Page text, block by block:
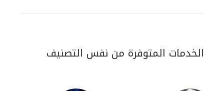
الخدمات المتوفرة من نفس التصنيف